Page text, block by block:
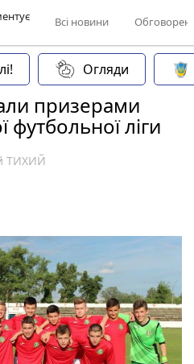
Всі новини
Огляди
призерами
ліги
ТИХИЙ